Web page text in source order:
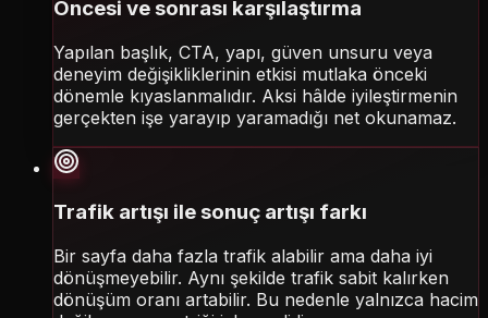
Öncesi ve sonrası karşılaştırma
Yapılan başlık, CTA, yapı, güven unsuru veya
deneyim değişikliklerinin etkisi mutlaka önceki
dönemle kıyaslanmalıdır. Aksi hâlde iyileştirmenin
gerçekten işe yarayıp yaramadığı net okunamaz.
Trafik artışı ile sonuç artışı farkı
Bir sayfa daha fazla trafik alabilir ama daha iyi
dönüşmeyebilir. Aynı şekilde trafik sabit kalırken
dönüşüm oranı artabilir. Bu nedenle yalnızca hacim